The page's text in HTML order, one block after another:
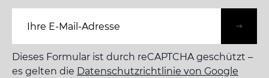
Dieses Formular ist durch reCAPTCHA geschützt –
es gelten die Datenschutzrichtlinie von Google